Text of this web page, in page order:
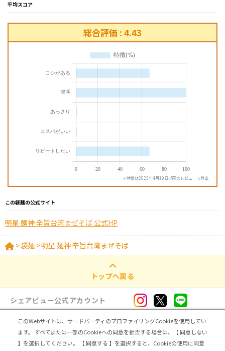
平均スコア
総合評価 : 4.43
※特徴は2023年4月19日以降のレビューで算出
この袋麺の公式サイト
明星 麺神 辛旨台湾まぜそば 公式HP
>袋麺 >明星 麺神 辛旨台湾まぜそば
トップへ戻る
シェアビュー公式アカウント
ログイン・新規登録
トップ | シェアビューとは レビュアー向け シェアビューインタビュー | カテゴリ一覧
このWebサイトは、サードパーティのプロファイリングCookieを使用してい
ます。
すべてまたは一部のCookieへの同意を拒否する場合は、【 同意しない
】を選択してください。
【 同意する 】を選択すると、Cookieの使用に同意